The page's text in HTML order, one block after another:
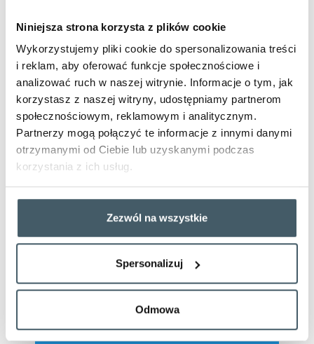
Niniejsza strona korzysta z plików cookie
Wykorzystujemy pliki cookie do spersonalizowania treści
i reklam, aby oferować funkcje społecznościowe i
analizować ruch w naszej witrynie. Informacje o tym, jak
korzystasz z naszej witryny, udostępniamy partnerom
społecznościowym, reklamowym i analitycznym.
Partnerzy mogą połączyć te informacje z innymi danymi
otrzymanymi od Ciebie lub uzyskanymi podczas
korzystania z ich usług.
Zezwól na wszystkie
Spersonalizuj
Odmowa
może bezpłatnie zabrać ze sobą w podróż do 3 sztuk bagażu
ręcznego – np. plecak, walizkę, torbę, czy namiot. Zatem o
dodatkowe opłaty za campingowy ekwipunek w pociągu nie
musicie się martwić. Przy okazji, tych którzy wyjeżdżają tylko na
weekendy, zachęcamy do korzystania z oferty „bilet turystyczny”–
dzięki której możecie podróżować od godziny 18:00 w piątek, do
godziny 6:00 w poniedziałek za jedyne 48 zł.
Znając sposób na tanie podróżowanie po Polsce, pozostaje Wam
kupno biletów i ruszenie w trasę. Przyjemnego wypoczynku!
Mapa połączeń
Tweetnij